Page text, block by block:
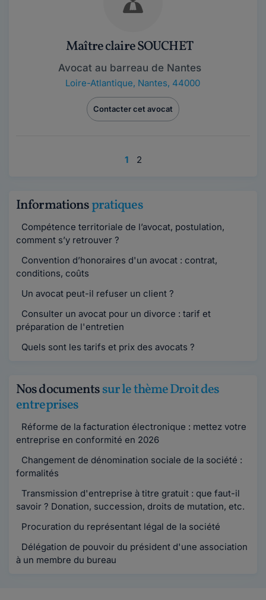
Maître claire SOUCHET
Avocat au barreau de Nantes
Loire-Atlantique, Nantes, 44000
Contacter cet avocat
1 2
Informationspratiques
Compétence territoriale de l’avocat, postulation,
comment s’y retrouver ?
Convention d’honoraires d'un avocat : contrat,
conditions, coûts
Un avocat peut-il refuser un client ?
Consulter un avocat pour un divorce : tarif et
préparation de l'entretien
Quels sont les tarifs et prix des avocats ?
Nos documentssur le thème Droit des
entreprises
Réforme de la facturation électronique : mettez votre
entreprise en conformité en 2026
Changement de dénomination sociale de la société :
formalités
Transmission d'entreprise à titre gratuit : que faut-il
savoir ? Donation, succession, droits de mutation, etc.
Procuration du représentant légal de la société
Délégation de pouvoir du président d'une association
à un membre du bureau